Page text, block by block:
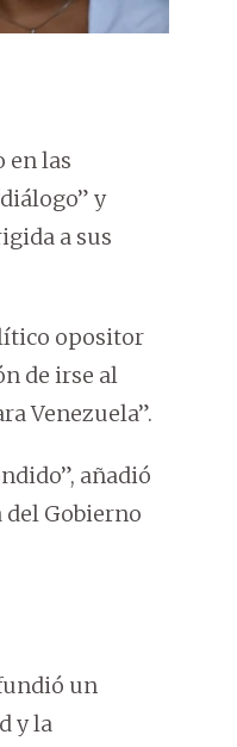
en las
y
a sus
opositor
de irse al
Venezuela”.
añadió
del Gobierno
un
y la